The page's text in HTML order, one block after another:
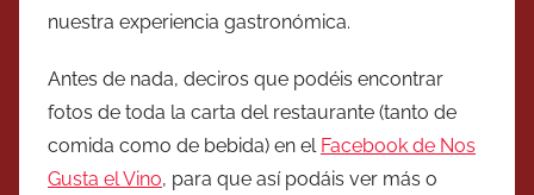
nuestra experiencia gastronómica.
Antes de nada, deciros que podéis encontrar
fotos de toda la carta del restaurante (tanto de
comida como de bebida) en el Facebook de Nos
Gusta el Vino, para que así podáis ver más o